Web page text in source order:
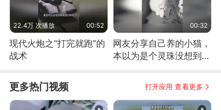
22.4万 次播放 00:52
现代火炮之“打完就跑”的
战术
00:32
网友分享自己养的小猫，
本以为是个灵珠没想到是
更多热门视频 打开应用 查看更多